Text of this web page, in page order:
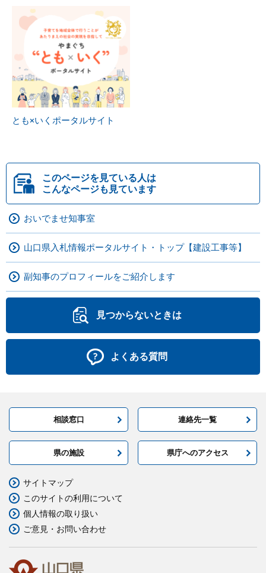
とも×いくポータルサイト
このページを見ている人は
こんなページも見ています
おいでませ知事室
山口県入札情報ポータルサイト・トップ【建設工事等】
副知事のプロフィールをご紹介します
見つからないときは
よくある質問
相談窓口 連絡先一覧
県の施設 県庁へのアクセス
サイトマップ
このサイトの利用について
個人情報の取り扱い
ご意見・お問い合わせ